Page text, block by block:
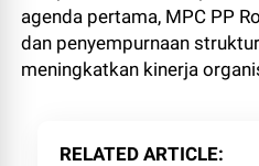
agenda pertama, MPC PP
dan penyempurnaan
meningkatkan kinerja
RELATED ARTICLE